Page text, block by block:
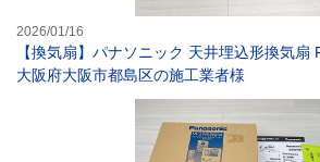
2026/01/16
【換気扇】パナソニック 天井埋込形換気扇
大阪府大阪市都島区の施工業者様